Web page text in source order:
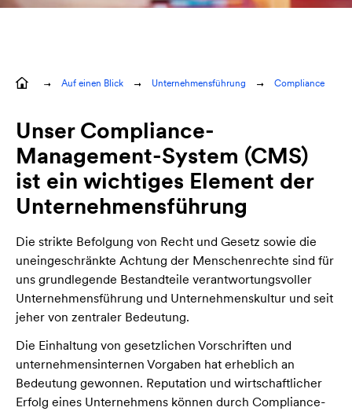
Auf einen Blick Unternehmensführung Compliance
Unser Compliance-
Management-System (CMS)
ist ein wichtiges Element der
Unternehmensführung
Die strikte Befolgung von Recht und Gesetz sowie die
uneingeschränkte Achtung der Menschenrechte sind für
uns grundlegende Bestandteile verantwortungsvoller
Unternehmensführung und Unternehmenskultur und seit
jeher von zentraler Bedeutung.
Die Einhaltung von gesetzlichen Vorschriften und
unternehmensinternen Vorgaben hat erheblich an
Bedeutung gewonnen. Reputation und wirtschaftlicher
Erfolg eines Unternehmens können durch Compliance-